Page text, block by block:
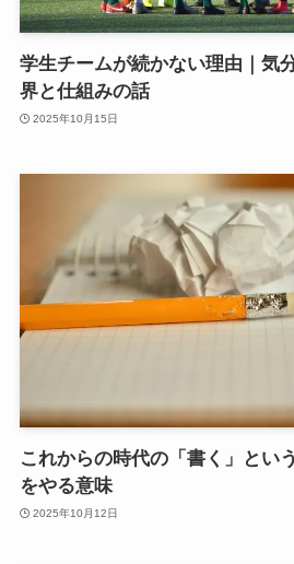
学生チームが続かない理由｜気
界と仕組みの話
2025年10月15日
これからの時代の「書く」とい
をやる意味
2025年10月12日